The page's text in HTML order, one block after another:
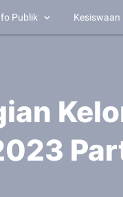
Publik Kesiswaan